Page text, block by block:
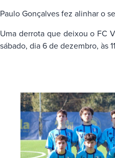
Paulo Gonçalves fez alinhar o
Uma derrota que deixou o FC
sábado, dia 6 de dezembro, às